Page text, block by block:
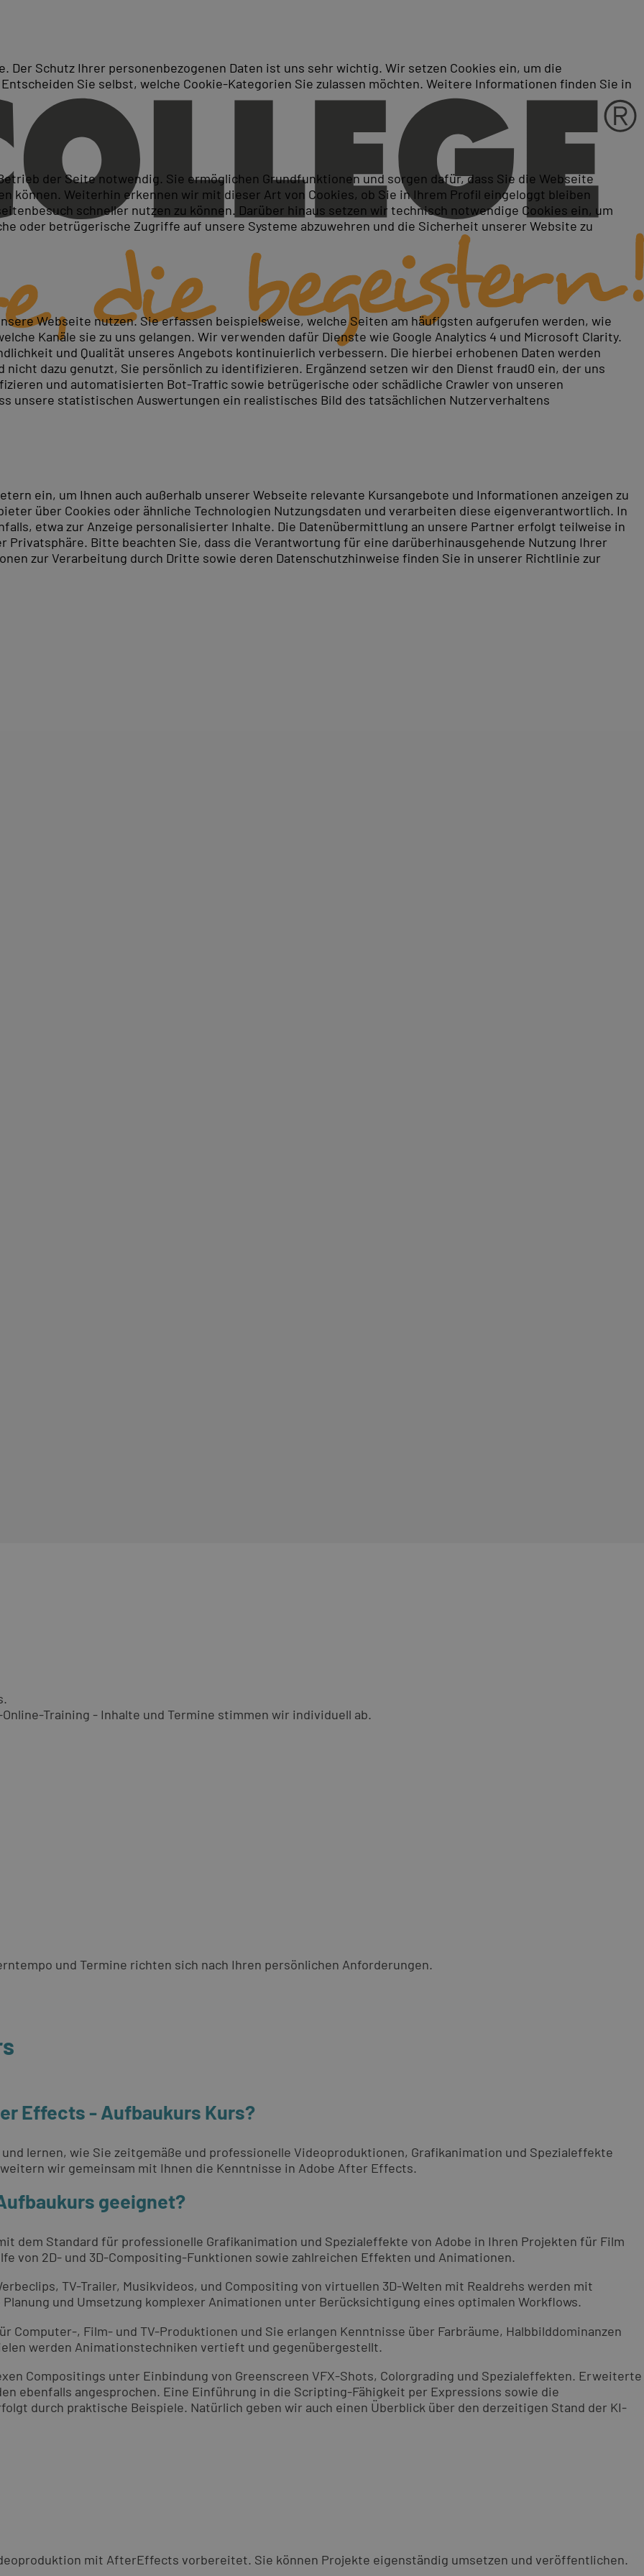
für Fortgeschrittene
– ideal für den Erfahrungsaustausch und neue Impulse.
Training - Inhalte und Termine stimmen wir individuell ab.
und Termine richten sich nach Ihren persönlichen Anforderungen.
Effects - Aufbaukurs Kurs?
lernen, wie Sie zeitgemäße und professionelle Videoproduktionen, Grafikanimation und Spezialeffekte
wir gemeinsam mit Ihnen die Kenntnisse in Adobe After Effects.
geeignet?
dem Standard für professionelle Grafikanimation und Spezialeffekte von Adobe in Ihren Projekten für Film
von 2D- und 3D-Compositing-Funktionen sowie zahlreichen Effekten und Animationen.
TV-Trailer, Musikvideos, und Compositing von virtuellen 3D-Welten mit Realdrehs werden mit
und Umsetzung komplexer Animationen unter Berücksichtigung eines optimalen Workflows.
Computer-, Film- und TV-Produktionen und Sie erlangen Kenntnisse über Farbräume, Halbbilddominanzen
werden Animationstechniken vertieft und gegenübergestellt.
Compositings unter Einbindung von Greenscreen VFX-Shots, Colorgrading und Spezialeffekten. Erweiterte
ebenfalls angesprochen. Eine Einführung in die Scripting-Fähigkeit per Expressions sowie die
durch praktische Beispiele. Natürlich geben wir auch einen Überblick über den derzeitigen Stand der KI-
mit AfterEffects vorbereitet. Sie können Projekte eigenständig umsetzen und veröffentlichen.
Der Schutz Ihrer personenbezogenen Daten ist uns sehr wichtig. Wir setzen Cookies ein, um die
Sie selbst, welche Cookie-Kategorien Sie zulassen möchten. Weitere Informationen finden Sie in
der Seite notwendig. Sie ermöglichen Grundfunktionen und sorgen dafür, dass Sie die Webseite
können. Weiterhin erkennen wir mit dieser Art von Cookies, ob Sie in Ihrem Profil eingeloggt bleiben
schneller nutzen zu können. Darüber hinaus setzen wir technisch notwendige Cookies ein, um
oder betrügerische Zugriffe auf unsere Systeme abzuwehren und die Sicherheit unserer Website zu
Webseite nutzen. Sie erfassen beispielsweise, welche Seiten am häufigsten aufgerufen werden, wie
Kanäle sie zu uns gelangen. Wir verwenden dafür Dienste wie Google Analytics 4 und Microsoft Clarity.
und Qualität unseres Angebots kontinuierlich verbessern. Die hierbei erhobenen Daten werden
dazu genutzt, Sie persönlich zu identifizieren. Ergänzend setzen wir den Dienst fraud0 ein, der uns
und automatisierten Bot-Traffic sowie betrügerische oder schädliche Crawler von unseren
unsere statistischen Auswertungen ein realistisches Bild des tatsächlichen Nutzerverhaltens
ein, um Ihnen auch außerhalb unserer Webseite relevante Kursangebote und Informationen anzeigen zu
über Cookies oder ähnliche Technologien Nutzungsdaten und verarbeiten diese eigenverantwortlich. In
etwa zur Anzeige personalisierter Inhalte. Die Datenübermittlung an unsere Partner erfolgt teilweise in
Privatsphäre. Bitte beachten Sie, dass die Verantwortung für eine darüberhinausgehende Nutzung Ihrer
zur Verarbeitung durch Dritte sowie deren Datenschutzhinweise finden Sie in unserer Richtlinie zur